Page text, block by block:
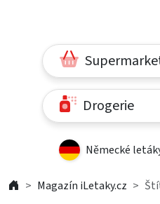
Drogerie
Německé
Magazín iLetaky.cz